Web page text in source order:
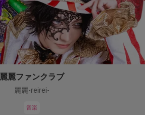
麗麗ファンクラブ
麗麗-reirei-
音楽